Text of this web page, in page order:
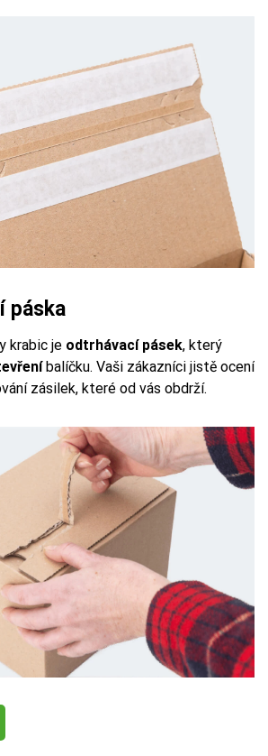
páska
krabic je odtrhávací pásek, který
balíčku. Vaši zákazníci jistě ocení
zásilek, které od vás obdrží.